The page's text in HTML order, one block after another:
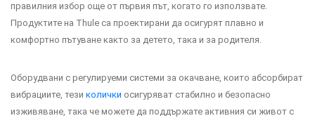
правилния избор още от първия път, когато го използвате.
Продуктите на Thule са проектирани да осигурят плавно и
комфортно пътуване както за детето, така и за родителя.
Оборудвани с регулируеми системи за окачване, които абсорбират
вибрациите, тези колички осигуряват стабилно и безопасно
изживяване, така че можете да поддържате активния си живот с